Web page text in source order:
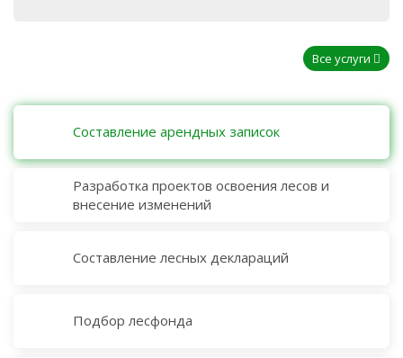
Все услуги
Составление арендных записок
Разработка проектов освоения лесов и
внесение изменений
Составление лесных деклараций
Подбор лесфонда